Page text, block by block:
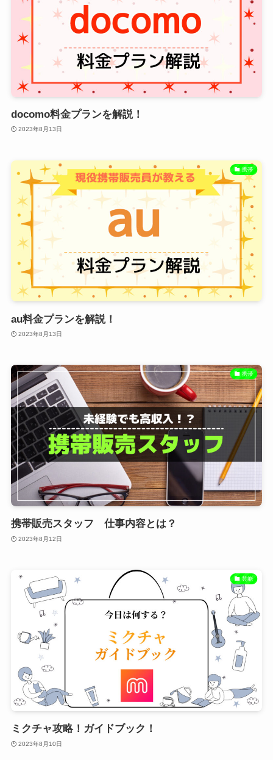
docomo料金プランを解説！
2023年8月13日
携帯
au料金プランを解説！
2023年8月13日
携帯
携帯販売スタッフ 仕事内容とは？
2023年8月12日
芸能
ミクチャ攻略！ガイドブック！
2023年8月10日